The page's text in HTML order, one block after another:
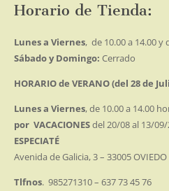
Horario de Tienda:
Lunes a Viernes, de 10.00 a 14.00 y
Sábado y Domingo: Cerrado
HORARIO de VERANO (del 28 de
Lunes a Viernes, de 10.00 a 14.00
por VACACIONESdel 20/08 al 13/09/
ESPECIATÉ
Avenida de Galicia, 3 – 33005 OVIEDO
Tlfnos. 985271310 – 637 73 45 76